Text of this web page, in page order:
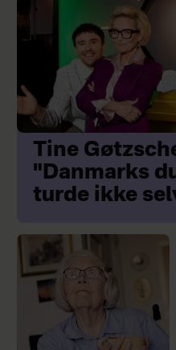
Tine
"Danmarks
turde ikke